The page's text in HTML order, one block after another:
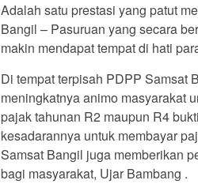
Adalah satu prestasi yang patut
Bangil – Pasuruan yang secara
makin mendapat tempat di hati
Di tempat terpisah PDPP Samsat
meningkatnya animo masyarakat
pajak tahunan R2 maupun R4
kesadarannya untuk membayar
Samsat Bangil juga memberikan
bagi masyarakat, Ujar Bambang .